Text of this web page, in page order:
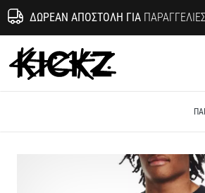
ΔΩΡΕΆΝ ΑΠΟΣΤΟΛΉ ΓΙΑ
KICKZ.gr